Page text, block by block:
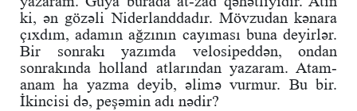
ki, ən gözəli Niderlanddadır. Mövzudan kənara
çıxdım, adamın ağzının cayıması buna deyirlər.
Bir sonrakı yazımda velosipeddən, ondan
sonrakında holland atlarından yazaram. Atam-
anam ha yazma deyib, əlimə vurmur. Bu bir.
İkincisi də, peşəmin adı nədir?